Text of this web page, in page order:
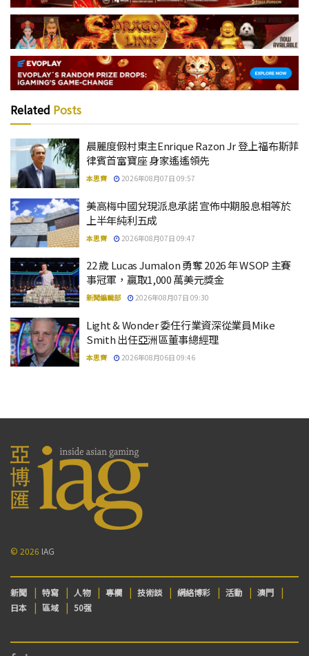
Related Posts
晨麗度假村東主Enrique Razon Jr 登上福布斯菲
律賓首富寶座 身家遙遙領先
本思齊 2026年08月07日 09:57
美高梅中國兌現派息承諾 宣佈中期股息相等於
上半年純利五成
本思齊 2026年08月07日 09:47
22 歲 Lucas Jumalon 勇奪 2026 年 WSOP 主賽
事冠軍，贏取1,000 萬美元獎金
新聞編輯部 2026年08月07日 09:30
Light & Wonder 委任行業資深從業員Mike
Smith 出任亞洲區董事總經理
本思齊 2026年08月06日 09:46
© 2026 IAG
新聞 特寫 人物 專欄 技術談 網絡博彩 活動
澳門
日本
區域 50强